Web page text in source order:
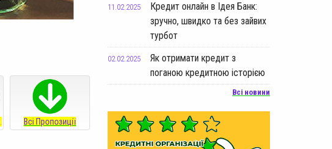
Всі Пропозиції
11.02.2025
Кредит онлайн в Ідея Банк:
зручно, швидко та без зайвих
турбот
02.02.2025
Як отримати кредит з
поганою кредитною історією
Всі новини